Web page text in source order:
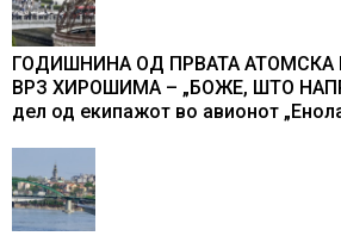
ГОДИШНИНА ОД ПРВАТА АТОМСКА
ВРЗ ХИРОШИМА – „БОЖЕ, ШТО
дел од екипажот во авионот
промени текот на историјата